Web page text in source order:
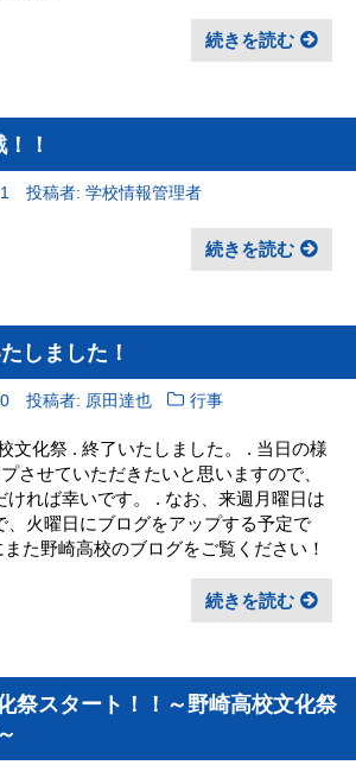
続きを読む
！
投稿者: 学校情報管理者
続きを読む
しました！
投稿者: 原田達也 行事
文化祭 . 終了いたしました。 . 当日の様
させていただきたいと思いますので、
ければ幸いです。 . なお、来週月曜日は
、火曜日にブログをアップする予定で
た野崎高校のブログをご覧ください！
続きを読む
スタート！！～野崎高校文化祭